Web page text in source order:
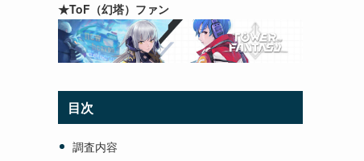
★ToF（幻塔）ファン
目次
調査内容